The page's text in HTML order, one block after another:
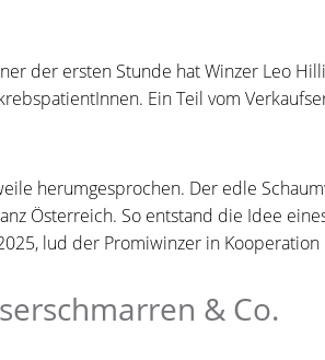
der ersten Stunde hat Winzer Leo
Ein Teil vom
herumgesprochen. Der edle
Österreich. So entstand die Idee
lud der Promiwinzer in
& Co.